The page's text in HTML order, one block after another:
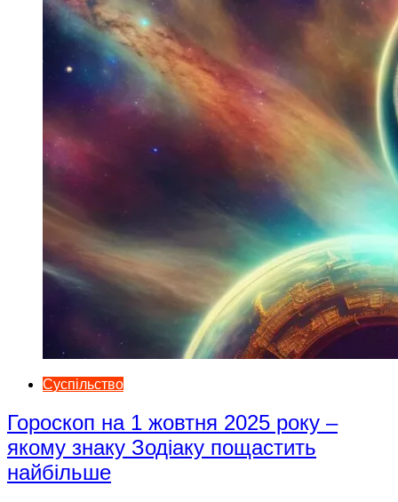
Суспільство
Гороскоп на 1 жовтня 2025 року –
якому знаку Зодіаку пощастить
найбільше